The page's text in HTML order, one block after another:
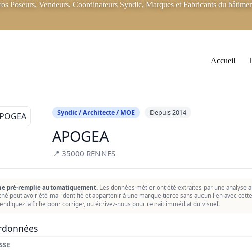
Poseurs, Vendeurs, Coordinateurs Syndic, Marques et Fabricants du
Accueil
Syndic / Architecte / MOE Depuis 2014
APOGEA
📍 35000 RENNES
pré-remplie automatiquement. Les données métier ont été extraites par une
peut avoir été mal identifié et appartenir à une marque tierce sans aucun lien avec
la fiche pour corriger, ou écrivez-nous pour retrait immédiat du visuel.